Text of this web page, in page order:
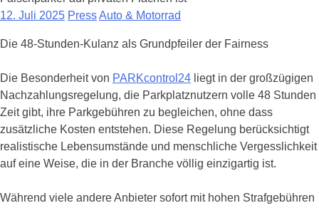
12. Juli 2025 PressAuto & Motorrad
Die 48-Stunden-Kulanz als Grundpfeiler der Fairness
Die Besonderheit von PARKcontrol24 liegt in der großzügigen
Nachzahlungsregelung, die Parkplatznutzern volle 48 Stunden
Zeit gibt, ihre Parkgebühren zu begleichen, ohne dass
zusätzliche Kosten entstehen. Diese Regelung berücksichtigt
realistische Lebensumstände und menschliche Vergesslichkeit
auf eine Weise, die in der Branche völlig einzigartig ist.
Während viele andere Anbieter sofort mit hohen Strafgebühren